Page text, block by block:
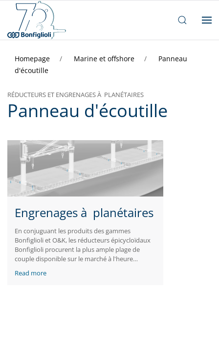
Homepage Marine et offshore
Panneau
d'écoutille
RÉDUCTEURS ET ENGRENAGES À PLANÉTAIRES
Panneau d'écoutille
Engrenages à planétaires
En conjuguant les produits des gammes
Bonfiglioli et O&K, les réducteurs épicycloïdaux
Bonfiglioli procurent la plus ample plage de
couple disponible sur le marché à l'heure
non-rotatif sont configurables pour les
Read more